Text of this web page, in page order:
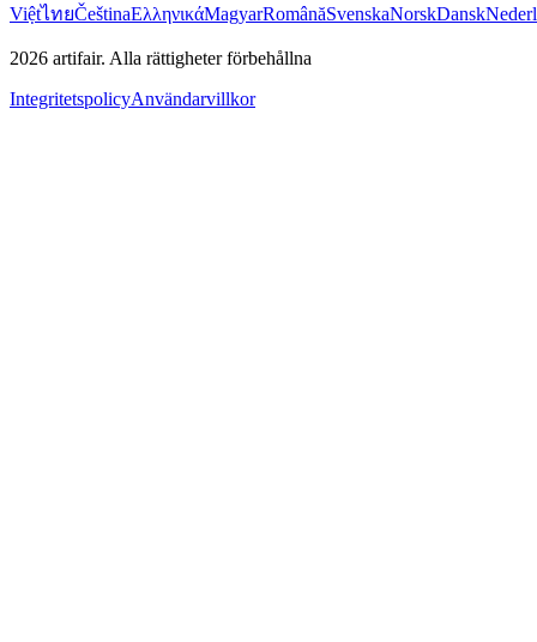
ViệtไทยČeštinaΕλληνικάMagyarRomânăSvenskaNorskDansk
2026 artifair. Alla rättigheter förbehållna
IntegritetspolicyAnvändarvillkor